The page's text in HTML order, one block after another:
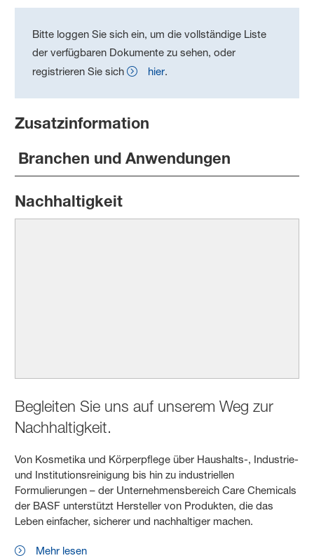
Bitte loggen Sie sich ein, um die vollständige Liste
der verfügbaren Dokumente zu sehen, oder
registrieren Sie sich
hier.
Zusatzinformation
Branchen und Anwendungen
Nachhaltigkeit
Begleiten Sie uns auf unserem Weg zur
Nachhaltigkeit.
Von Kosmetika und Körperpflege über Haushalts-, Industrie-
und Institutionsreinigung bis hin zu industriellen
Formulierungen – der Unternehmensbereich Care Chemicals
der BASF unterstützt Hersteller von Produkten, die das
Leben einfacher, sicherer und nachhaltiger machen.
Mehr lesen